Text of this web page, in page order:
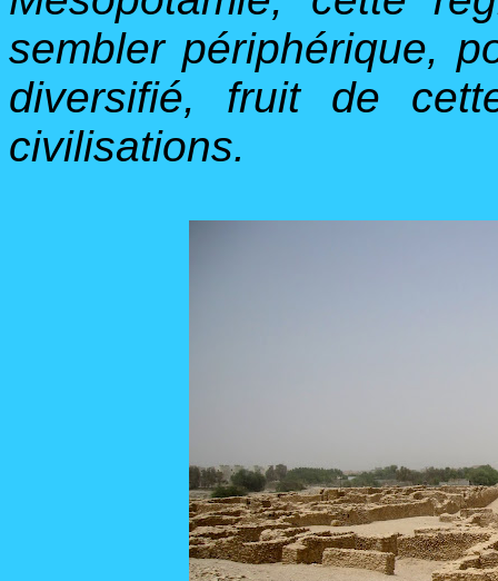
sembler périphérique,
diversifié, fruit de
civilisations.